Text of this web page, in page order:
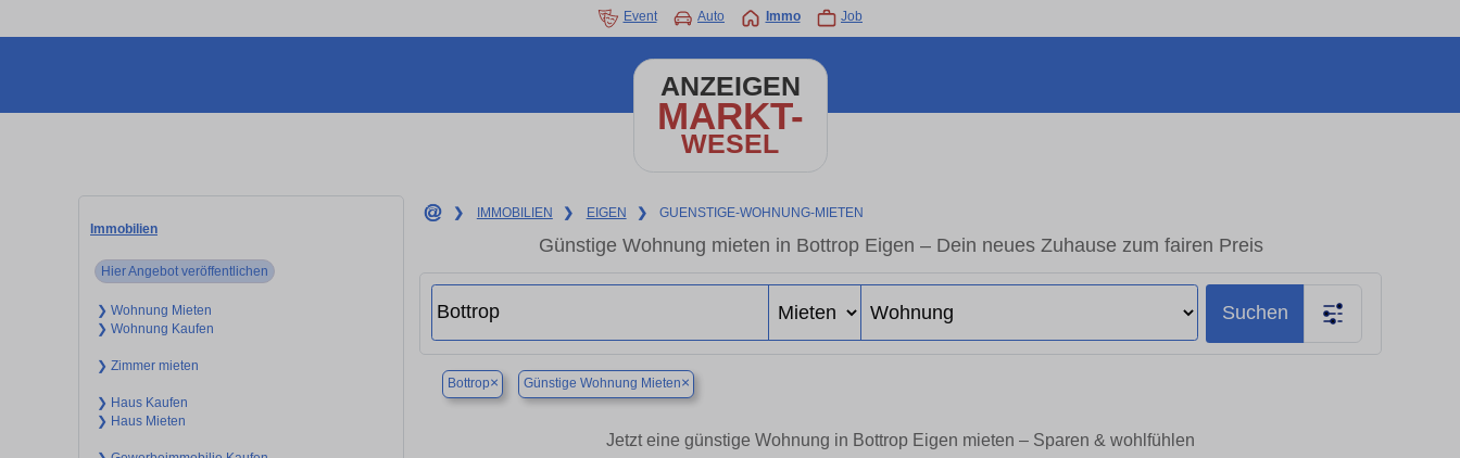
Event Auto Immo Job
ANZEIGEN
MARKT-
WESEL
Immobilien
Hier Angebot veröffentlichen
❯ Wohnung Mieten
❯ Wohnung Kaufen
❯ Zimmer mieten
❯ Haus Kaufen
❯ Haus Mieten
❯ IMMOBILIEN ❯ EIGEN ❯ GUENSTIGE-WOHNUNG-MIETEN
Günstige Wohnung mieten in Bottrop Eigen – Dein neues Zuhause zum fairen Preis
Suchen
Bottrop× Günstige Wohnung Mieten×
Jetzt eine günstige Wohnung in Bottrop Eigen mieten – Sparen & wohlfühlen